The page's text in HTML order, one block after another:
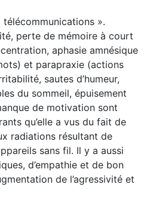
».
perte de mémoire à court
aphasie amnésique
et parapraxie (actions
sautes d’humeur,
du sommeil, épuisement
de motivation sont
qu’elle a vus du fait de
radiations résultant de
sans fil. Il y a aussi
d’empathie et de bon
de l’agressivité et